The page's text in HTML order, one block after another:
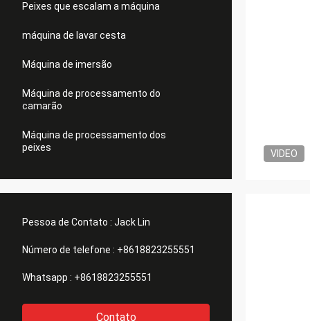
Peixes que escalam a máquina
máquina de lavar cesta
Máquina de imersão
Máquina de processamento do
camarão
Máquina de processamento dos
peixes
Pessoa de Contato : Jack Lin
Número de telefone : +8618823255551
Whatsapp : +8618823255551
Contato
VIDEO